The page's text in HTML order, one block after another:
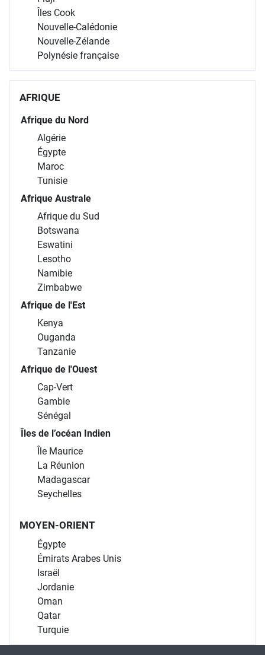
Îles Cook
Nouvelle-Calédonie
Nouvelle-Zélande
Polynésie française
AFRIQUE
Afrique du Nord
Algérie
Égypte
Maroc
Tunisie
Afrique Australe
Afrique du Sud
Botswana
Eswatini
Lesotho
Namibie
Zimbabwe
Afrique de l'Est
Kenya
Ouganda
Tanzanie
Afrique de l'Ouest
Cap-Vert
Gambie
Sénégal
Îles de l’océan Indien
Île Maurice
La Réunion
Madagascar
Seychelles
MOYEN-ORIENT
Égypte
Émirats Arabes Unis
Israël
Jordanie
Oman
Qatar
Turquie